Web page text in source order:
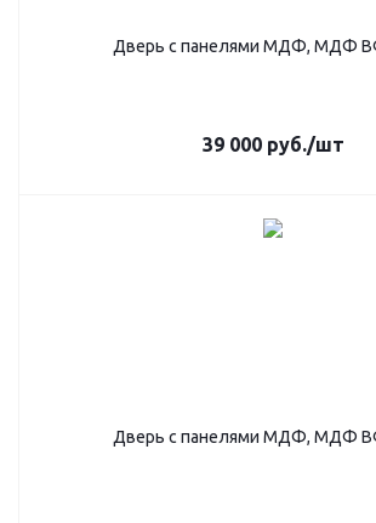
Дверь с панелями МДФ, МДФ
39 000руб./шт
Дверь с панелями МДФ, МДФ